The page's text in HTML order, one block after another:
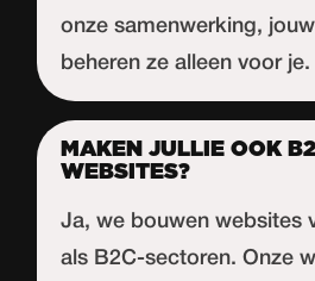
onze samenwerking,
beheren ze alleen voor je.
MAKEN JULLIE OOK
WEBSITES?
Ja, we bouwen websites
als B2C-sectoren. Onze